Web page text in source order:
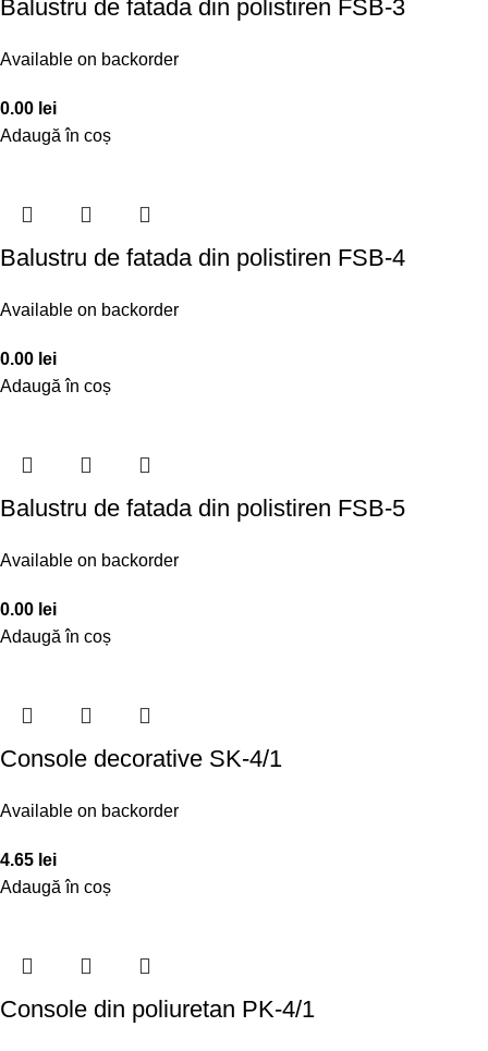
Balustru de fatada din polistiren FSB-3
Available on backorder
0.00 lei
Adaugă în coș
Balustru de fatada din polistiren FSB-4
Available on backorder
0.00 lei
Adaugă în coș
Balustru de fatada din polistiren FSB-5
Available on backorder
0.00 lei
Adaugă în coș
Console decorative SK-4/1
Available on backorder
4.65 lei
Adaugă în coș
Console din poliuretan PK-4/1